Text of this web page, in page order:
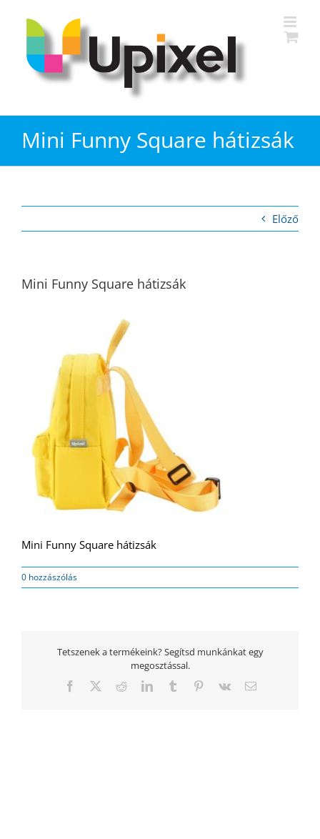
Mini Funny Square hátizsák
Előző
Mini Funny Square hátizsák
Mini Funny Square hátizsák
0 hozzászólás
Tetszenek a termékeink? Segítsd munkánkat egy
megosztással.
Facebook
TwitterRedditLinkedInTumblr Pinterest
Vk Email: